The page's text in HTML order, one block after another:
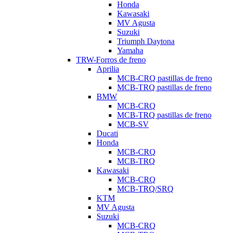
Honda
Kawasaki
MV Agusta
Suzuki
Triumph Daytona
Yamaha
TRW-Forros de freno
Aprilia
MCB-CRQ pastillas de freno
MCB-TRQ pastillas de freno
BMW
MCB-CRQ
MCB-TRQ pastillas de freno
MCB-SV
Ducati
Honda
MCB-CRQ
MCB-TRQ
Kawasaki
MCB-CRQ
MCB-TRQ/SRQ
KTM
MV Agusta
Suzuki
MCB-CRQ